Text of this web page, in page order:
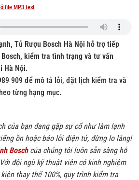
file MP3 test
Tủ Rượu Bosch Hà Nội hỗ trợ tiếp
kiểm tra tình trạng và tư vấn
Hà Nội.
909 để mô tả lỗi, đặt lịch kiểm tra và
từng hạng mục.
của bạn đang gặp sự cố như làm lạnh
ồn hoặc báo lỗi điện tử, đừng lo lắng!
Boschcủa chúng tôi luôn sẵn sàng hỗ
đội ngũ kỹ thuật viên có kinh nghiệm
thay thế 100%, quy trình kiểm tra